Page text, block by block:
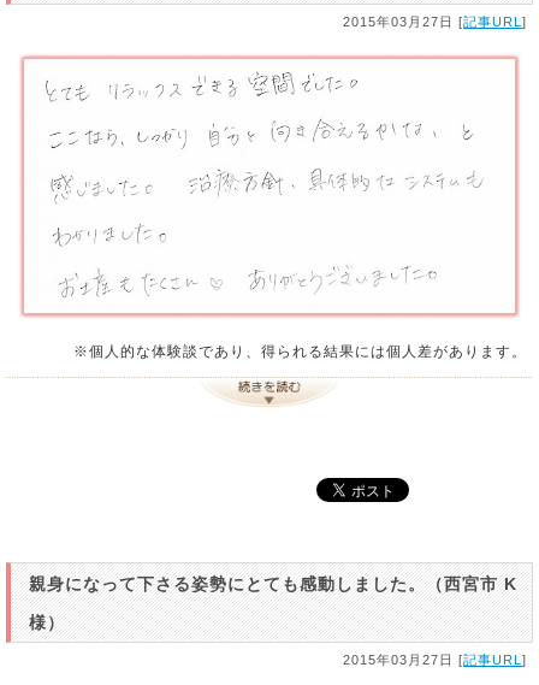
2015年03月27日 [記事URL ]
※個人的な体験談であり、得られる結果には個人差があります。
親身になって下さる姿勢にとても感動しました。（西宮市 K
様）
2015年03月27日 [記事URL ]